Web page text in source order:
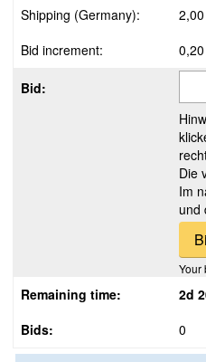
Shipping (Germany):
Bid increment:
Bid:
Die
Im
und
Your
Remaining time: 2d
Bids: 0